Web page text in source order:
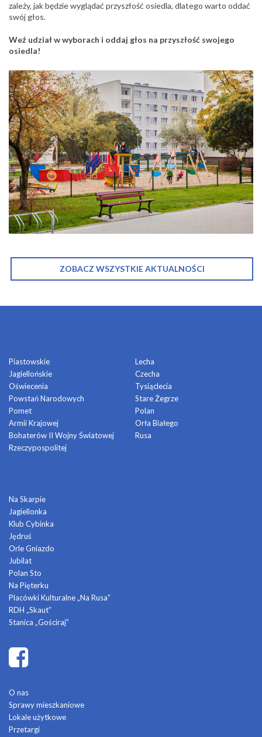
zależy, jak będzie wyglądać przyszłość osiedla, dlatego warto oddać
swój głos.
Weź udział w wyborach i oddaj głos na przyszłość swojego
osiedla!
ZOBACZ WSZYSTKIE AKTUALNOŚCI
Piastowskie
Jagiellońskie
Oświecenia
Powstań Narodowych
Pomet
Armii Krajowej
Bohaterów II Wojny Światowej
Rzeczypospolitej
Lecha
Czecha
Tysiąclecia
Stare Żegrze
Polan
Orła Białego
Rusa
Na Skarpie
Jagiellonka
Klub Cybinka
Jędruś
Orle Gniazdo
Jubilat
Polan Sto
Na Pięterku
Placówki Kulturalne „Na Rusa”
RDH „Skaut”
Stanica „Gościraj”
O nas
Sprawy mieszkaniowe
Lokale użytkowe
Przetargi